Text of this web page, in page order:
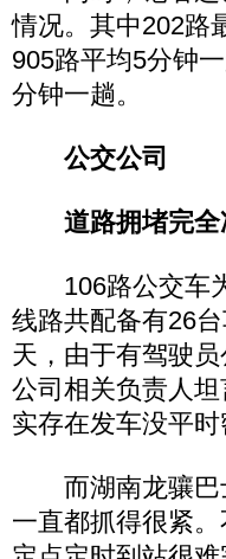
情况。其中202路
905路平均5分钟
分钟一趟。
公交公司
道路拥堵完
106路公交车为
线路共配备有26
天，由于有驾驶
公司相关负责人
实存在发车没平时
而湖南龙骧巴
一直都抓得很紧